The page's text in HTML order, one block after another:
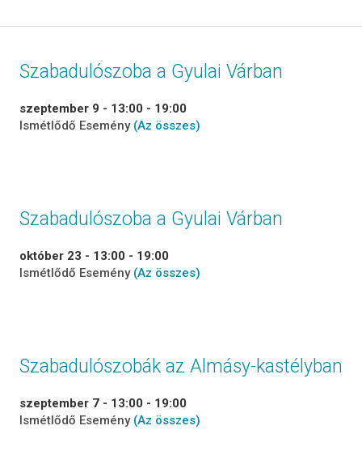
Szabadulószoba a Gyulai Várban
szeptember 9 - 13:00 - 19:00
Ismétlődő Esemény (Az összes)
Szabadulószoba a Gyulai Várban
október 23 - 13:00 - 19:00
Ismétlődő Esemény (Az összes)
Szabadulószobák az Almásy-kastélyban
szeptember 7 - 13:00 - 19:00
Ismétlődő Esemény (Az összes)